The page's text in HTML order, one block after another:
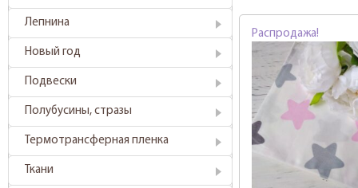
Лепнина
Новый год
Подвески
Полубусины, стразы
Термотрансферная пленка
Ткани
Распродажа!